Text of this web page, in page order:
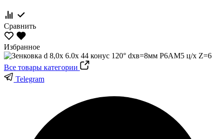
Сравнить
Избранное
Все товары категории
Telegram